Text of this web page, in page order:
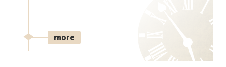
more